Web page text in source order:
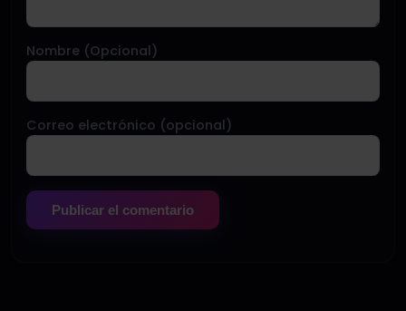
Nombre (Opcional)
Correo electrónico (opcional)